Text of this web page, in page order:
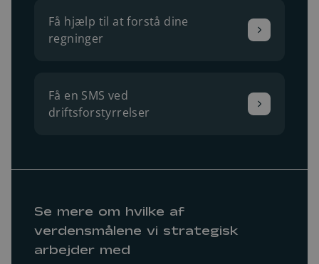
Få hjælp til at forstå dine
regninger
Få en SMS ved
driftsforstyrrelser
Se mere om hvilke af
verdensmålene vi strategisk
arbejder med